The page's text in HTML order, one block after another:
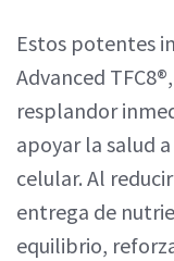
Estos potentes
Advanced
resplandor
apoyar la salud
celular. Al
entrega de
equilibrio,